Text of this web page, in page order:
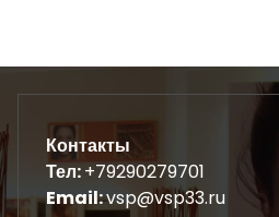
Контакты
Тел:+79290279701
Email:vsp@vsp33.ru